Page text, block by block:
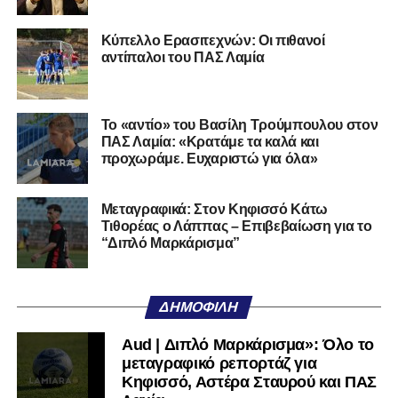
Ο 24χρονος τερματοφύλακας (γεννημένος στις
27/06/2002) προέρχεται επίσης από μία γεμάτη χρονιά
στη Γ’ Εθνική με τον ΠΑΣ Λαμία. Στο παρελθόν
αγωνίστηκε στον Λεβαδειακό, ενώ πέρασε και από ομάδες
της Serie D στην Ιταλία, όπως οι Nocerina, S. Maria
Cilento και Castrovillari, έχοντας ξεκινήσει την
ποδοσφαιρική του διαδρομή από τον Απόλλωνα Σμύρνης.
Τον καλωσορίζουμε στην οικογένεια του Σαρωνικού και
του ευχόμαστε υγεία και επιτυχίες.»
Ακολουθήστε τοlamiara.grστοGoogle Newsγια να
μαθαίνετε πρώτοι τα κυανόλευκα νέα στην Ελλάδα και τον
Twitterκαι στοInstagram
μαθαίνετε σε χρόνο dt όλα τα νέα.
Κύπελλο Ερασιτεχνών: Οι πιθανοί
αντίπαλοι του ΠΑΣ Λαμία
Το «αντίο» του Βασίλη Τρούμπουλου στον
ΠΑΣ Λαμία: «Κρατάμε τα καλά και
προχωράμε. Ευχαριστώ για όλα»
Μεταγραφικά: Στον Κηφισσό Κάτω
Τιθορέας ο Λάππας – Επιβεβαίωση για το
“Διπλό Μαρκάρισμα”
ΔΗΜΟΦΙΛΉ
Aud | Διπλό Μαρκάρισμα»: Όλο το
μεταγραφικό ρεπορτάζ για
Κηφισσό, Αστέρα Σταυρού και ΠΑΣ